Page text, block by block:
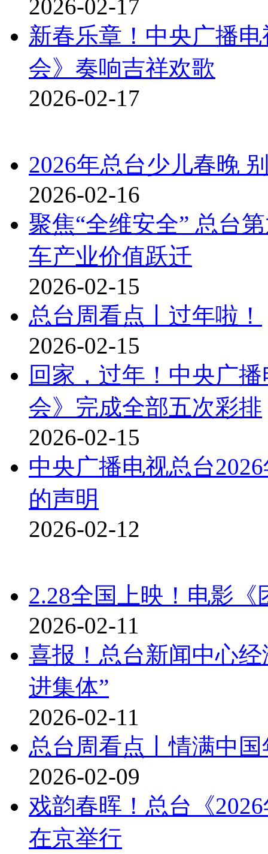
2026-02-17
新春乐章！中央广播
会》奏响吉祥欢歌
2026-02-17
2026年总台少儿春晚
2026-02-16
聚焦“全维安全” 总台
车产业价值跃迁
2026-02-15
总台周看点丨过年啦！
2026-02-15
回家，过年！中央广
会》完成全部五次彩排
2026-02-15
中央广播电视总台
的声明
2026-02-12
2.28全国上映！电影
2026-02-11
喜报！总台新闻中心
进集体”
2026-02-11
总台周看点丨情满中国
2026-02-09
戏韵春晖！总台《
在京举行